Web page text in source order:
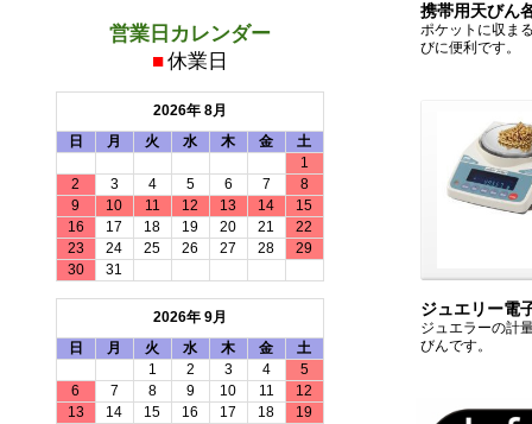
携帯用天びん
ポケットに収ま
びに便利です。
ジュエリー電
ジュエラーの計
びんです。
営業日カレンダー
■休業日
2026年 8月
日
月 火 水 木 金
土
1
2
3 4 5 6 7
8
9
10 11 12 13 14
15
16
17 18 19 20 21
22
23
24 25 26 27 28
29
30
31
2026年 9月
日
月 火 水 木 金
土
1
2 3 4
5
6
7 8 9 10 11
12
13
14 15 16 17 18
19